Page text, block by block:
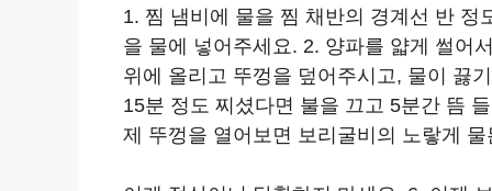
1. 찜 냄비에 물을 찜 채반의 경계선 반
을 물에 넣어주세요. 2. 양파를 얇게 썰어
위에 올리고 뚜껑을 덮어주시고, 물이 끓
15분 정도 찌셨다면 불을 끄고 5분간 뜸
제 뚜껑을 열어보면 보리굴비의 노랗게